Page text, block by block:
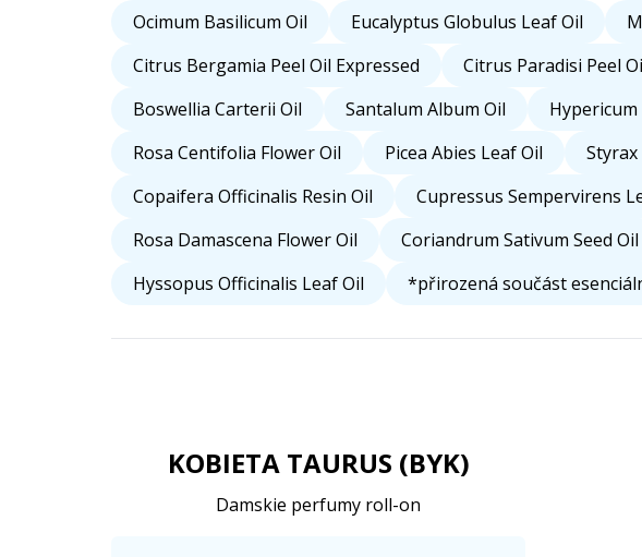
Ocimum Basilicum Oil
Eucalyptus Globulus Leaf Oil
Citrus Bergamia Peel Oil Expressed
Citrus Paradisi Peel
Boswellia Carterii Oil
Santalum Album Oil
Rosa Centifolia Flower Oil
Picea Abies Leaf Oil Styrax
Copaifera Officinalis Resin Oil
Cupressus Sempervirens
Rosa Damascena Flower Oil
Coriandrum Sativum Seed Oil
Hyssopus Officinalis Leaf Oil
*přirozená součást
KOBIETA TAURUS (BYK)
Damskie perfumy roll-on